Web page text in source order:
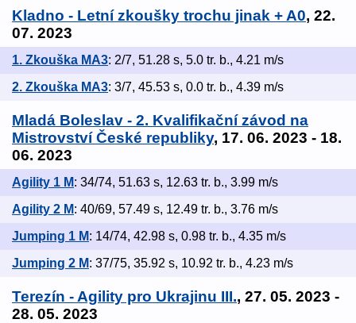
Kladno - Letní zkoušky trochu jinak + A0, 22.
07. 2023
1. Zkouška MA3: 2/7, 51.28 s, 5.0 tr. b., 4.21 m/s
2. Zkouška MA3: 3/7, 45.53 s, 0.0 tr. b., 4.39 m/s
Mladá Boleslav - 2. Kvalifikační závod na
Mistrovství České republiky, 17. 06. 2023 - 18.
06. 2023
Agility 1 M: 34/74, 51.63 s, 12.63 tr. b., 3.99 m/s
Agility 2 M: 40/69, 57.49 s, 12.49 tr. b., 3.76 m/s
Jumping 1 M: 14/74, 42.98 s, 0.98 tr. b., 4.35 m/s
Jumping 2 M: 37/75, 35.92 s, 10.92 tr. b., 4.23 m/s
Terezín - Agility pro Ukrajinu III., 27. 05. 2023 -
28. 05. 2023